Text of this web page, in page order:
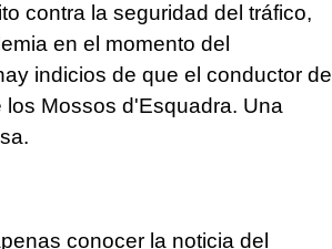
contra la seguridad del tráfico,
en el momento del
indicios de que el conductor de
Mossos d'Esquadra. Una
conocer la noticia del